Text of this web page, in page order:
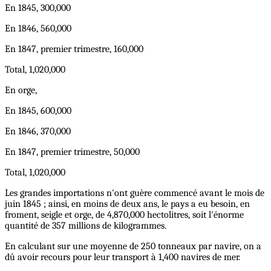
En 1845, 300,000
En 1846, 560,000
En 1847, premier trimestre, 160,000
Total, 1,020,000
En orge,
En 1845, 600,000
En 1846, 370,000
En 1847, premier trimestre, 50,000
Total, 1,020,000
Les grandes importations n'ont guère commencé avant le mois de
juin 1845 ; ainsi, en moins de deux ans, le pays a eu besoin, en
froment, seigle et orge, de 4,870,000 hectolitres, soit l'énorme
quantité de 357 millions de kilogrammes.
En calculant sur une moyenne de 250 tonneaux par navire, on a
dû avoir recours pour leur transport à 1,400 navires de mer.